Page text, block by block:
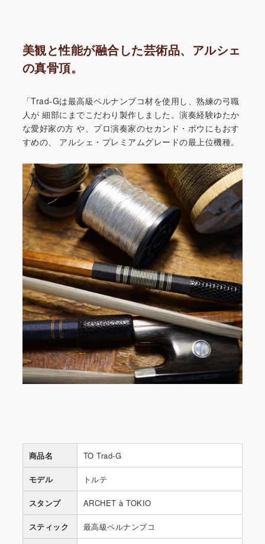
美観と性能が融合した芸術品、アルシェ
の真骨頂。
「Trad-Gは最高級ペルナンブコ材を使用し、熟練の弓職
人が 細部にまでこだわり製作しました。演奏経験ゆたか
な愛好家の方 や、プロ演奏家のセカンド・ボウにもおす
すめの、
アルシェ・プレミアムグレードの最上位機種。
商品名 TO Trad-G
モデル トルテ
スタンプ ARCHET à TOKIO
スティック 最高級ペルナンブコ